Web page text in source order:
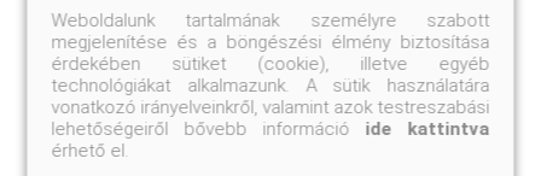
Weboldalunk tartalmának személyre szabott
megjelenítése és a böngészési élmény biztosítása
érdekében sütiket (cookie), illetve egyéb
technológiákat alkalmazunk. A sütik használatára
vonatkozó irányelveinkről, valamint azok testreszabási
lehetőségeiről bővebb információ ide kattintva
érhető el.